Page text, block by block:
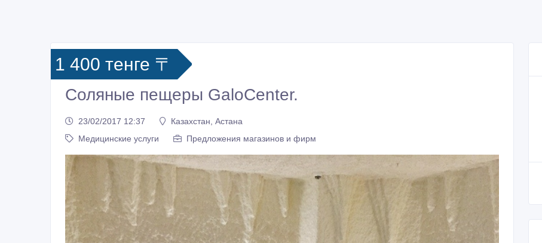
1 400 тенге 〒
Соляные пещеры GaloCenter.
23/02/2017 12:37
Казахстан, Астана
Медицинские услуги
Предложения магазинов и фирм